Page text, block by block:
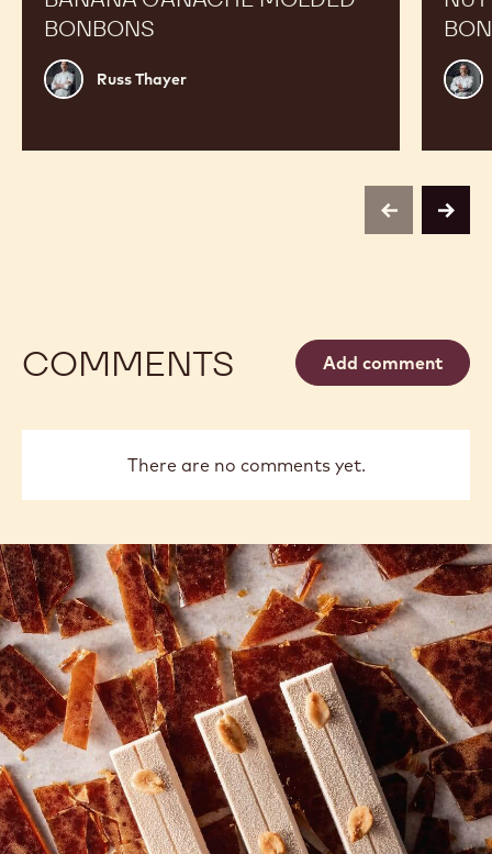
BONBONS
Russ
Thayer
Russ Thayer
previousnext
COMMENTS Add comment
There are no comments yet.